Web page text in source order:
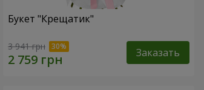
Букет "Крещатик"
3 941 грн Заказать